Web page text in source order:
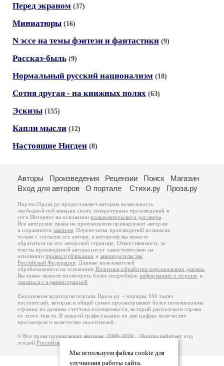
Перед экраном (37)
Миниатюры (16)
N эссе на темы фэнтези и фантастики (9)
Рассказ-быль (9)
Нормальный русский национализм (10)
Сотня другая - на книжных полях (63)
Эскизы (155)
Капли мысли (12)
Настоящие Нигдеи (8)
Мы используем файлы cookie для
улучшения работы сайта.
Авторы Произведения Рецензии Поиск
Магазин
Вход для авторов
О портале Стихи.ру Проза.ру
Портал Проза.ру предоставляет авторам возможность
свободной публикации своих литературных произведений в
сети Интернет на основаниипользовательского договора
Все авторские права на произведения принадлежат авторам
и охраняются законом . Перепечатка произведений возможна
только с согласия его автора, к которому вы можете
обратиться на его авторской странице. Ответственность за
тексты произведений авторы несут самостоятельно на
основанииправил публикации изаконодательства
Российской Федерации . Данные пользователей
обрабатываются на основании Политики обработки персональных данных
Вы также можете посмотреть более подробную информацию о портале и
связаться с администрацией
Ежедневная аудитория портала Проза.ру – порядка 100 тысяч
посетителей, которые в общей сумме просматривают более полумиллиона
страниц по данным счетчика посещаемости, который расположен справа
от этого текста. В каждой графе указано по две цифры: количество
просмотров и количество посетителей.
© Все права принадлежат авторам, 2000-2026. Портал работает под
эгидойРоссийского союза писателей